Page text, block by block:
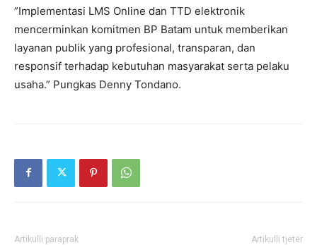
”Implementasi LMS Online dan TTD elektronik
mencerminkan komitmen BP Batam untuk memberikan
layanan publik yang profesional, transparan, dan
responsif terhadap kebutuhan masyarakat serta pelaku
usaha.” Pungkas Denny Tondano.
Artikulli paraprak Artikulli tjetër